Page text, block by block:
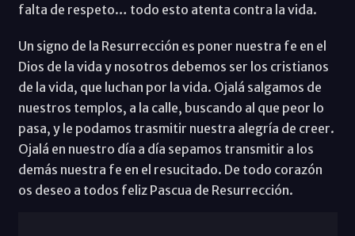
falta de respeto… todo esto atenta contra la vida.
Un signo de la Resurrección es poner nuestra fe en el
Dios de la vida y nosotros debemos ser los cristianos
de la vida, que luchan por la vida. Ojalá salgamos de
nuestros templos, a la calle, buscando al que peor lo
pasa, y le podamos trasmitir nuestra alegría de creer.
Ojalá en nuestro día a día sepamos transmitir a los
demás nuestra fe en el resucitado. De todo corazón
os deseo a todos feliz Pascua de Resurrección.